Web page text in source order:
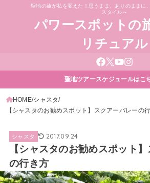
聖地の旅が私を変えた！思うまま、ありのままに
スタイル～
パワースポットの
リチュアル
聖地ツアースケジュールはこ
HOME シャスタ
【シャスタのお勧めスポット】スクアーバレーの
シャスタ 2017.09.24
【シャスタのお勧めスポット
の行き方